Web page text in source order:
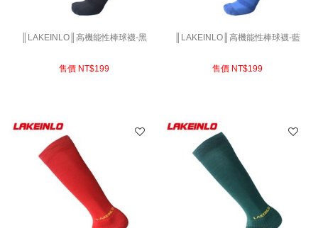
║LAKEINLO║高機能性棒球襪-黑
售價 NT$199
║LAKEINLO║高機能性棒球襪-藍
售價 NT$199